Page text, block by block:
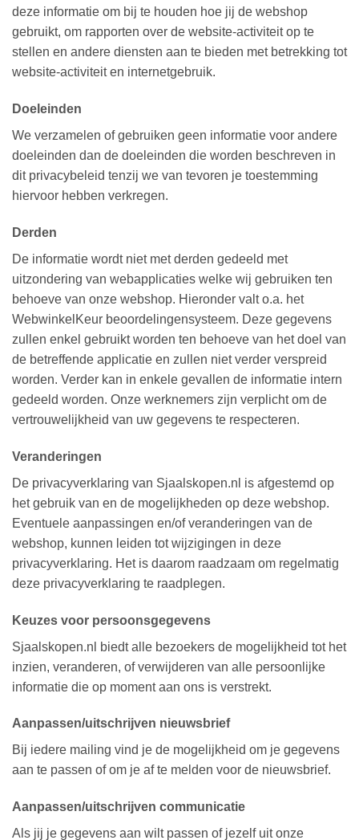
deze informatie om bij te houden hoe jij de webshop
gebruikt, om rapporten over de website-activiteit op te
stellen en andere diensten aan te bieden met betrekking tot
website-activiteit en internetgebruik.
Doeleinden
We verzamelen of gebruiken geen informatie voor andere
doeleinden dan de doeleinden die worden beschreven in
dit privacybeleid tenzij we van tevoren je toestemming
hiervoor hebben verkregen.
Derden
De informatie wordt niet met derden gedeeld met
uitzondering van webapplicaties welke wij gebruiken ten
behoeve van onze webshop. Hieronder valt o.a. het
WebwinkelKeur beoordelingensysteem. Deze gegevens
zullen enkel gebruikt worden ten behoeve van het doel van
de betreffende applicatie en zullen niet verder verspreid
worden. Verder kan in enkele gevallen de informatie intern
gedeeld worden. Onze werknemers zijn verplicht om de
vertrouwelijkheid van uw gegevens te respecteren.
Veranderingen
De privacyverklaring van Sjaalskopen.nl is afgestemd op
het gebruik van en de mogelijkheden op deze webshop.
Eventuele aanpassingen en/of veranderingen van de
webshop, kunnen leiden tot wijzigingen in deze
privacyverklaring. Het is daarom raadzaam om regelmatig
deze privacyverklaring te raadplegen.
Keuzes voor persoonsgegevens
Sjaalskopen.nl biedt alle bezoekers de mogelijkheid tot het
inzien, veranderen, of verwijderen van alle persoonlijke
informatie die op moment aan ons is verstrekt.
Aanpassen/uitschrijven nieuwsbrief
Bij iedere mailing vind je de mogelijkheid om je gegevens
aan te passen of om je af te melden voor de nieuwsbrief.
Aanpassen/uitschrijven communicatie
Als jij je gegevens aan wilt passen of jezelf uit onze